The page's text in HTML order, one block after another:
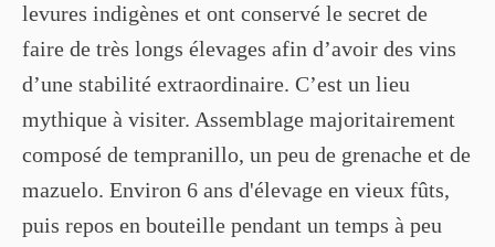
levures indigènes et ont conservé le secret de
faire de très longs élevages afin d’avoir des vins
d’une stabilité extraordinaire. C’est un lieu
mythique à visiter. Assemblage majoritairement
composé de tempranillo, un peu de grenache et de
mazuelo. Environ 6 ans d'élevage en vieux fûts,
puis repos en bouteille pendant un temps à peu